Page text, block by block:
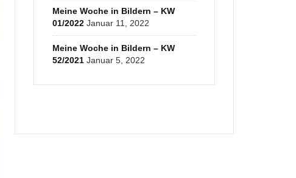
Meine Woche in Bildern – KW
01/2022 Januar 11, 2022
Meine Woche in Bildern – KW
52/2021 Januar 5, 2022